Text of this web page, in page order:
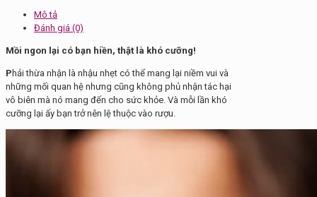
Mô tả
Đánh giá (0)
Mồi ngon lại có bạn hiền, thật là khó cưỡng!
P hải thừa nhận là nhậu nhẹt có thể mang lại niềm vui và
những mối quan hệ nhưng cũng không phủ nhận tác hại
vô biên mà nó mang đến cho sức khỏe. Và mỗi lần khó
cưỡng lại ấy bạn trở nên lệ thuộc vào rượu.